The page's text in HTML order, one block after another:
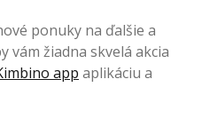
ponuky na ďalšie a
vám žiadna skvelá akcia
app aplikáciu a